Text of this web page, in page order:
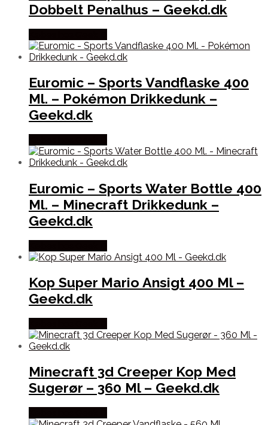
Dobbelt Penalhus – Geekd.dk
Euromic – Sports Vandflaske 400
Ml. – Pokémon Drikkedunk –
Geekd.dk
Euromic – Sports Water Bottle 400
Ml. – Minecraft Drikkedunk –
Geekd.dk
Kop Super Mario Ansigt 400 Ml –
Geekd.dk
Minecraft 3d Creeper Kop Med
Sugerør – 360 Ml – Geekd.dk